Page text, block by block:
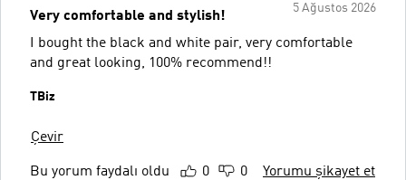
5 Ağustos 2026
Very comfortable and stylish!
I bought the black and white pair, very comfortable
and great looking, 100% recommend!!
TBiz
Çevir
Bu yorum faydalı oldu
0 0 Yorumu şikayet et